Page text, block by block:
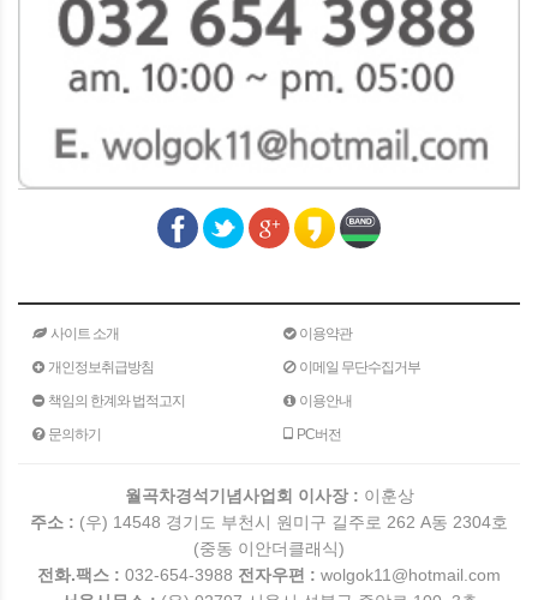
사이트 소개
이용약관
개인정보취급방침
이메일 무단수집거부
책임의 한계와 법적고지
이용안내
문의하기
PC버전
월곡차경석기념사업회 이사장 : 이훈상
주소 : (우) 14548 경기도 부천시 원미구 길주로 262 A동 2304호
(중동 이안더클래식)
전화.팩스 : 032-654-3988 전자우편 : wolgok11@hotmail.com